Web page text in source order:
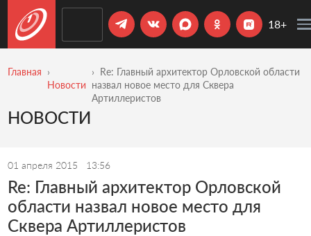
18+
Главная
Новости
Re: Главный архитектор Орловской области
назвал новое место для Сквера
Артиллеристов
НОВОСТИ
01 апреля 2015 13:56
Re: Главный архитектор Орловской
области назвал новое место для
Сквера Артиллеристов